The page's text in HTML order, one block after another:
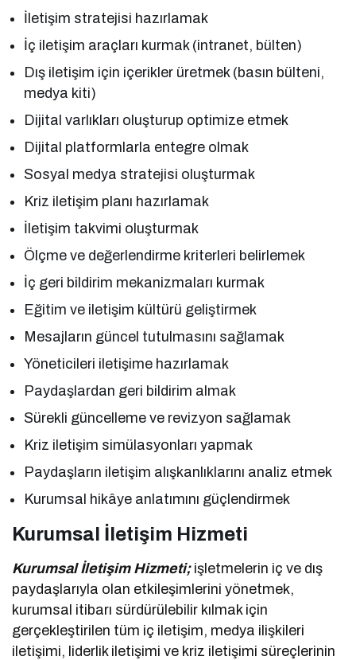
İletişim stratejisi hazırlamak
İç iletişim araçları kurmak (intranet, bülten)
Dış iletişim için içerikler üretmek (basın bülteni,
medya kiti)
Dijital varlıkları oluşturup optimize etmek
Dijital platformlarla entegre olmak
Sosyal medya stratejisi oluşturmak
Kriz iletişim planı hazırlamak
İletişim takvimi oluşturmak
Ölçme ve değerlendirme kriterleri belirlemek
İç geri bildirim mekanizmaları kurmak
Eğitim ve iletişim kültürü geliştirmek
Mesajların güncel tutulmasını sağlamak
Yöneticileri iletişime hazırlamak
Paydaşlardan geri bildirim almak
Sürekli güncelleme ve revizyon sağlamak
Kriz iletişim simülasyonları yapmak
Paydaşların iletişim alışkanlıklarını analiz etmek
Kurumsal hikâye anlatımını güçlendirmek
Kurumsal İletişim Hizmeti
Kurumsal İletişim Hizmeti;işletmelerin iç ve dış
paydaşlarıyla olan etkileşimlerini yönetmek,
kurumsal itibarı sürdürülebilir kılmak için
gerçekleştirilen tüm iç iletişim, medya ilişkileri
iletişimi, liderlik iletişimi ve kriz iletişimi süreçlerinin